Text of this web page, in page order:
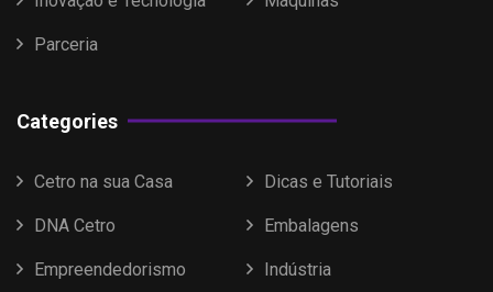
Parceria
Categories
Cetro na sua Casa Dicas e Tutoriais
DNA Cetro Embalagens
Empreendedorismo Indústria